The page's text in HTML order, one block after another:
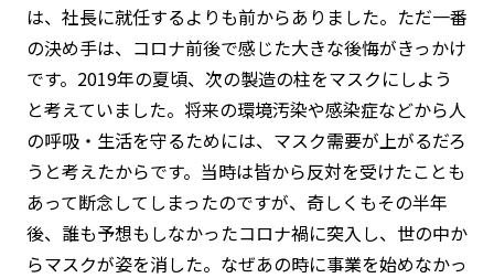
は、社長に就任するよりも前からありました。ただ一番
の決め手は、コロナ前後で感じた大きな後悔がきっかけ
です。2019年の夏頃、次の製造の柱をマスクにしよう
と考えていました。将来の環境汚染や感染症などから人
の呼吸・生活を守るためには、マスク需要が上がるだろ
うと考えたからです。当時は皆から反対を受けたことも
あって断念してしまったのですが、奇しくもその半年
後、誰も予想もしなかったコロナ禍に突入し、世の中か
らマスクが姿を消した。なぜあの時に事業を始めなかっ